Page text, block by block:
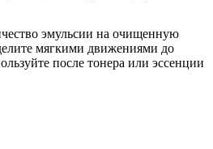
эмульсии на очищенную
мягкими движениями до
после тонера или эссенции